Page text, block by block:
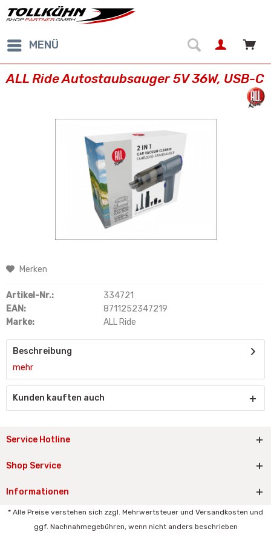
MENÜ
ALL Ride Autostaubsauger 5V 36W, USB-C
Merken
Artikel-Nr.:
334721
EAN:
8711252347219
Marke:
ALL Ride
Beschreibung
mehr
Kunden kauften auch
Service Hotline
Shop Service
Informationen
* Alle Preise verstehen sich zzgl. Mehrwertsteuer und Versandkosten und
ggf. Nachnahmegebühren, wenn nicht anders beschrieben